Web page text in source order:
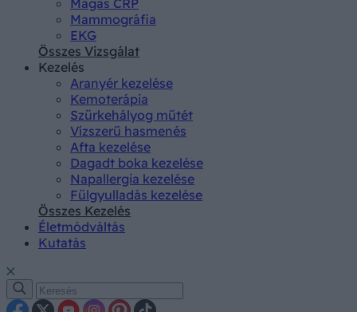
Mammográfia
EKG
Összes Vizsgálat
Kezelés
Aranyér kezelése
Kemoterápia
Szürkehályog műtét
Vízszerű hasmenés
Afta kezelése
Dagadt boka kezelése
Napallergia kezelése
Fülgyulladás kezelése
Összes Kezelés
Életmódváltás
Kutatás